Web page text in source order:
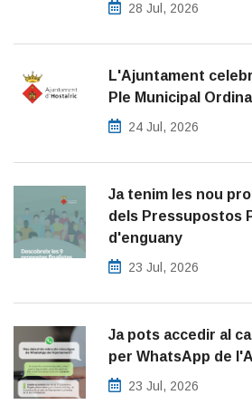
28 Jul, 2026
L'Ajuntament
Ple Municipal
24 Jul, 2026
Ja tenim les nou
dels Pressupostos
d'enguany
23 Jul, 2026
Ja pots accedir al
per WhatsApp de
23 Jul, 2026